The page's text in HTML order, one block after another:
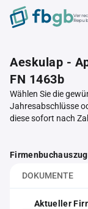
Aeskulap -
FN 1463b
Wählen Sie die
Jahresabschlüsse
diese sofort nach
Firmenbuchauszug
DOKUMENTE
Aktueller